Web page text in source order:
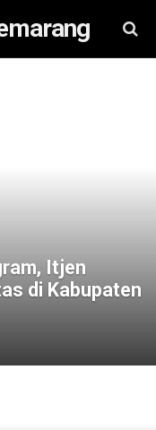
Itjen
di Kabupaten